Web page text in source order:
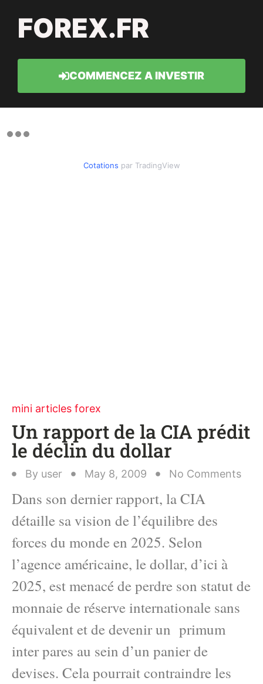
FOREX.FR
COMMENCEZ A INVESTIR
Cotations par TradingView
mini articles forex
Un rapport de la CIA prédit
le déclin du dollar
By user May 8, 2009 No Comments
Dans son dernier rapport, la CIA
détaille sa vision de l’équilibre des
forces du monde en 2025. Selon
l’agence américaine, le dollar, d’ici à
2025, est menacé de perdre son statut de
monnaie de réserve internationale sans
équivalent et de devenir un primum
inter pares au sein d’un panier de
devises. Cela pourrait contraindre les